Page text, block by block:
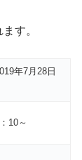
す。
年7月28日
10～